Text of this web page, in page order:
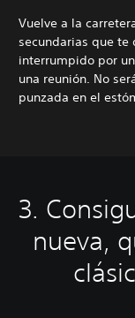
Vuelve a la
secundarias que te
interrumpido por
una reunión. No
punzada en el
3.
nueva,